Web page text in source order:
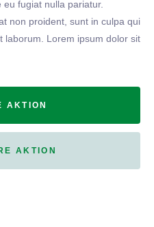
fugiat nulla pariatur.
non proident, sunt in culpa qui
laborum. Lorem ipsum dolor sit
AKTION
AKTION